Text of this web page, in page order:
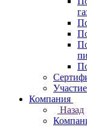
Компания
Назад